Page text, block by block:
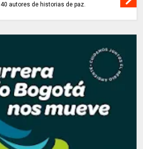
40 autores de historias de paz.